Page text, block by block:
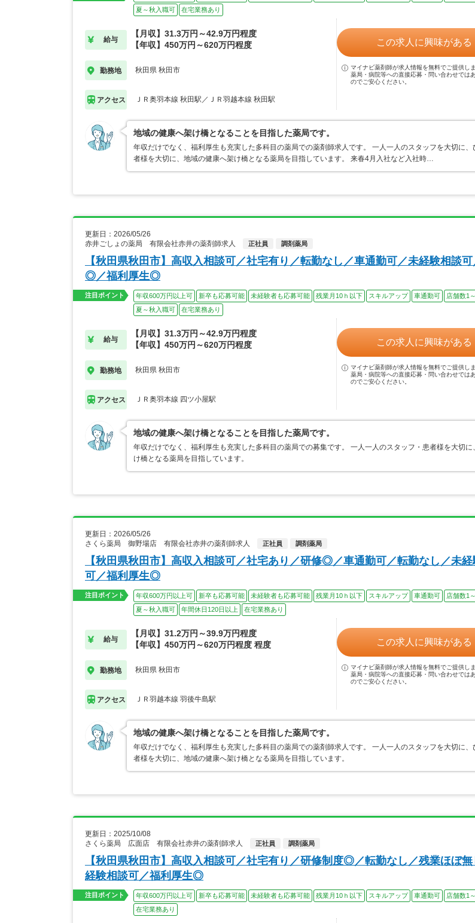
夏～秋入職可
在宅業務あり
給与
【月収】31.3万円～42.9万円程度
【年収】450万円～620万円程度
勤務地 秋田県 秋田市
アクセス ＪＲ奥羽本線 秋田駅／ＪＲ羽越本線 秋田駅
この求人に興味がある
マイナビ薬剤師が求人情報を無料でご提供しま
薬局・病院等への直接応募・問い合わせでは
のでご安心ください。
地域の健康へ架け橋となることを目指した薬局です。
年収だけでなく、福利厚生も充実した多科目の薬局での薬剤師求人です。 一人一人のスタッフを大切に、
者様を大切に、地域の健康へ架け橋となる薬局を目指しています。 来春4月入社など入社時…
更新日：2026/05/26
赤井ごしょの薬局 有限会社赤井の薬剤師求人
正社員 調剤薬局
【秋田県秋田市】高収入相談可／社宅有り／転勤なし／車通勤可／未経験相談
◎／福利厚生◎
注目ポイント 年収600万円以上可 新卒も応募可能 未経験者も応募可能 残業月10ｈ以下 スキルアップ 車通勤可 店舗数1
夏～秋入職可
在宅業務あり
給与
【月収】31.3万円～42.9万円程度
【年収】450万円～620万円程度
勤務地 秋田県 秋田市
アクセス ＪＲ奥羽本線 四ツ小屋駅
この求人に興味がある
マイナビ薬剤師が求人情報を無料でご提供しま
薬局・病院等への直接応募・問い合わせでは
のでご安心ください。
地域の健康へ架け橋となることを目指した薬局です。
年収だけでなく、福利厚生も充実した多科目の薬局での募集です。 一人一人のスタッフ・患者様を大切
け橋となる薬局を目指しています。
更新日：2026/05/26
さくら薬局 御野場店 有限会社赤井の薬剤師求人
正社員 調剤薬局
【秋田県秋田市】高収入相談可／社宅あり／研修◎／車通勤可／転勤なし／未
可／福利厚生◎
注目ポイント 年収600万円以上可 新卒も応募可能 未経験者も応募可能 残業月10ｈ以下 スキルアップ 車通勤可 店舗数1
夏～秋入職可
年間休日120日以上 在宅業務あり
給与
【月収】31.2万円～39.9万円程度
【年収】450万円～620万円程度 程度
勤務地 秋田県 秋田市
アクセス ＪＲ羽越本線 羽後牛島駅
この求人に興味がある
マイナビ薬剤師が求人情報を無料でご提供しま
薬局・病院等への直接応募・問い合わせでは
のでご安心ください。
地域の健康へ架け橋となることを目指した薬局です。
年収だけでなく、福利厚生も充実した多科目の薬局での薬剤師求人です。 一人一人のスタッフを大切に、
者様を大切に、地域の健康へ架け橋となる薬局を目指しています。
更新日：2025/10/08
さくら薬局 広面店 有限会社赤井の薬剤師求人
正社員 調剤薬局
【秋田県秋田市】高収入相談可／社宅有り／研修制度◎／転勤なし／残業ほぼ
経験相談可／福利厚生◎
注目ポイント 年収600万円以上可 新卒も応募可能 未経験者も応募可能 残業月10ｈ以下 スキルアップ 車通勤可 店舗数1
在宅業務あり